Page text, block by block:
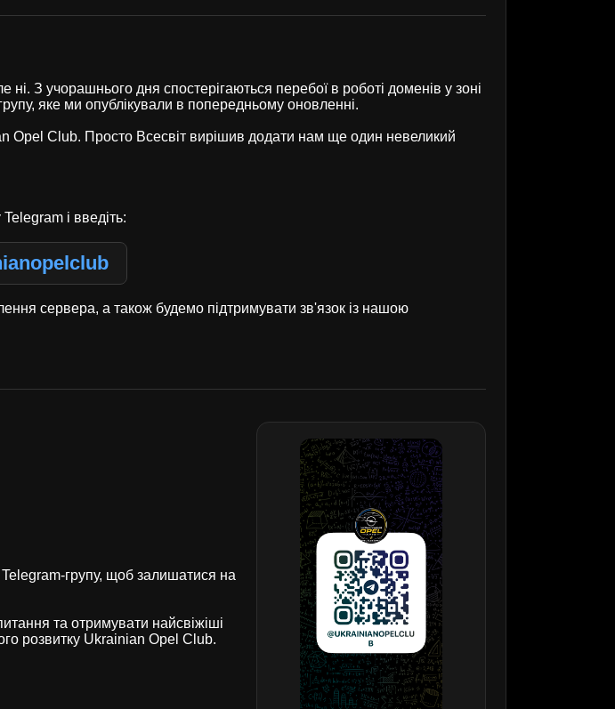
З учорашнього дня спостерігаються перебої в роботі доменів у зоні
яке ми опублікували в попередньому оновленні.
Opel Club. Просто Всесвіт вирішив додати нам ще один невеликий
і введіть:
сервера, а також будемо підтримувати зв'язок із нашою
групу, щоб залишатися на
та отримувати найсвіжіші
розвитку Ukrainian Opel Club.